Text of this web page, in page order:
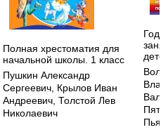
Полная хрестоматия для
начальной школы. 1 класс
Пушкин Александр
Сергеевич, Крылов Иван
Андреевич, Толстой Лев
Николаевич